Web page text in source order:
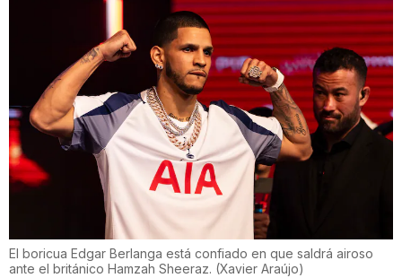
El boricua Edgar Berlanga está confiado en que saldrá airoso
ante el británico Hamzah Sheeraz. (Xavier Araújo)